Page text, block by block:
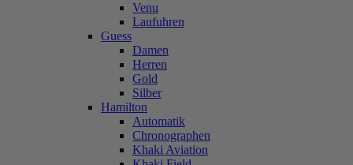
Venu
Laufuhren
Guess
Damen
Herren
Gold
Silber
Hamilton
Automatik
Chronographen
Khaki Aviation